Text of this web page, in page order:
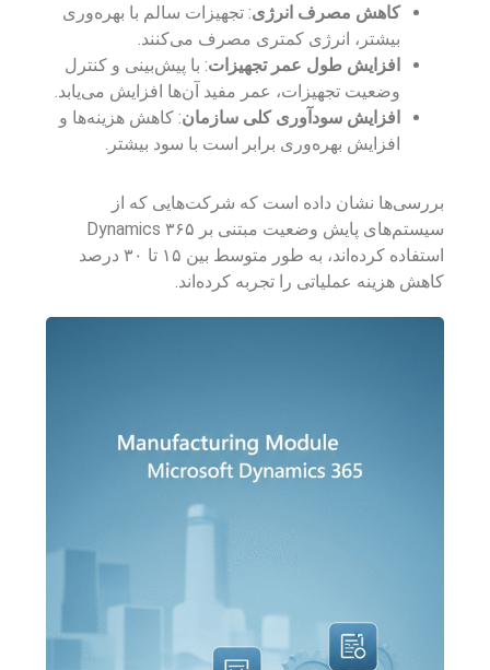
کاهش مصرف انرژی: تجهیزات سالم با بهره‌وری
بیشتر، انرژی کمتری مصرف می‌کنند.
افزایش طول عمر تجهیزات: با پیش‌بینی و کنترل
وضعیت تجهیزات، عمر مفید آن‌ها افزایش می‌یابد.
افزایش سودآوری کلی سازمان: کاهش هزینه‌ها و
افزایش بهره‌وری برابر است با سود بیشتر.
بررسی‌ها نشان داده است که شرکت‌هایی که از
سیستم‌های پایش وضعیت مبتنی بر Dynamics ۳۶۵
استفاده کرده‌اند، به طور متوسط بین ۱۵ تا ۳۰ درصد
کاهش هزینه عملیاتی را تجربه کرده‌اند.